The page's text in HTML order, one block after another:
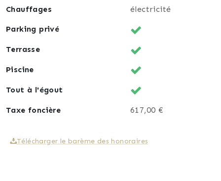
Chauffages électricité
Parking privé
Terrasse
Piscine
Tout à l'égout
Taxe foncière 617,00 €
Télécharger le barème des honoraires